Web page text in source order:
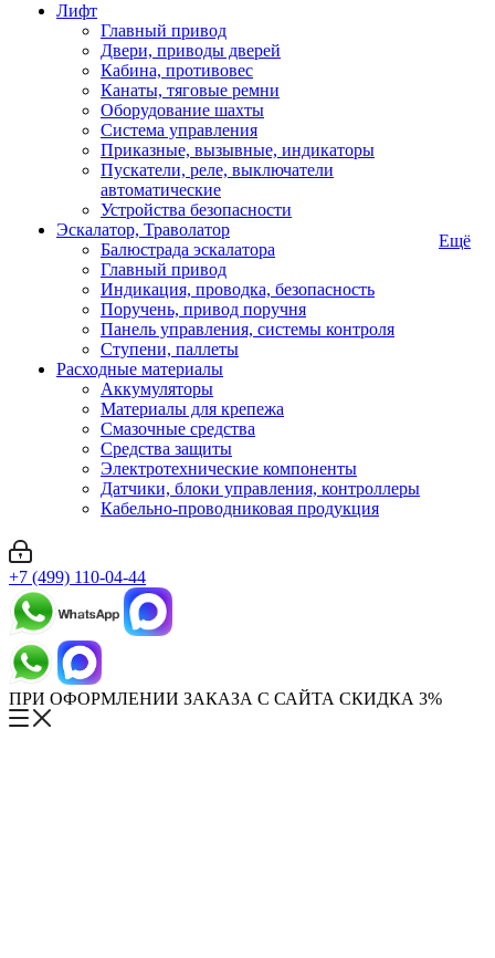
Лифт
Главный привод
Двери, приводы дверей
Кабина, противовес
Канаты, тяговые ремни
Оборудование шахты
Система управления
Приказные, вызывные, индикаторы
Пускатели, реле, выключатели
автоматические
Устройства безопасности
Эскалатор, Траволатор
Балюстрада эскалатора
Главный привод
Индикация, проводка, безопасность
Поручень, привод поручня
Панель управления, системы контроля
Ступени, паллеты
Расходные материалы
Аккумуляторы
Материалы для крепежа
Смазочные средства
Средства защиты
Электротехнические компоненты
Датчики, блоки управления, контроллеры
Кабельно-проводниковая продукция
Ещё
+7 (499) 110-04-44
ПРИ ОФОРМЛЕНИИ ЗАКАЗА С САЙТА СКИДКА 3%